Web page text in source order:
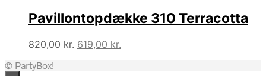
Pavillontopdække 310 Terracotta
820,00kr. Den
619,00 kr.
© PartyBox!